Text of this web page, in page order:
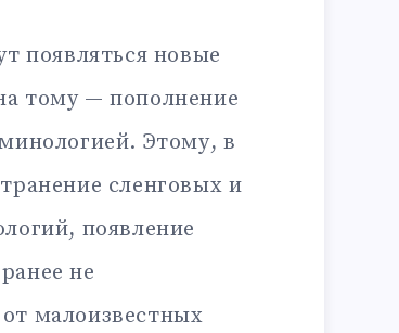
появляться новые
тому — пополнение
Этому, в
сленговых и
появление
не
малоизвестных